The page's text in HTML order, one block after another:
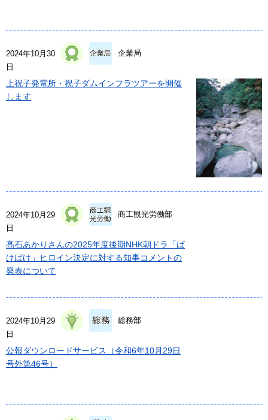
2024年10月30
日
企業局
上祝子発電所・祝子ダムインフラツアーを開催
します
2024年10月29
日
商工観光労働部
髙石あかりさんの2025年度後期NHK朝ドラ「ば
けばけ」ヒロイン決定に対する知事コメントの
発表について
2024年10月29
日
総務部
公報ダウンロードサービス（令和6年10月29日
号外第46号）